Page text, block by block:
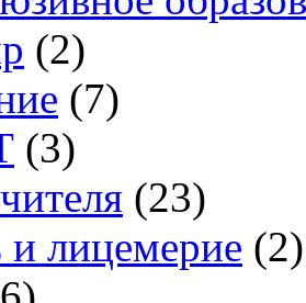
(2)
(7)
(3)
(23)
лицемерие (2)